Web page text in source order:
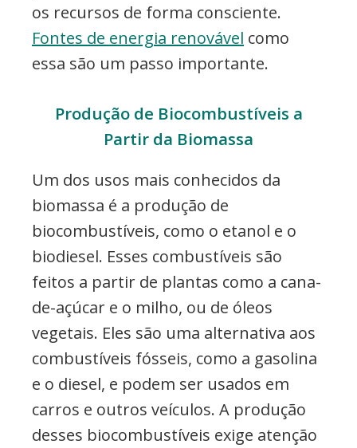
os recursos de forma consciente.
Fontes de energia renovável como
essa são um passo importante.
Produção de Biocombustíveis a
Partir da Biomassa
Um dos usos mais conhecidos da
biomassa é a produção de
biocombustíveis, como o etanol e o
biodiesel. Esses combustíveis são
feitos a partir de plantas como a cana-
de-açúcar e o milho, ou de óleos
vegetais. Eles são uma alternativa aos
combustíveis fósseis, como a gasolina
e o diesel, e podem ser usados em
carros e outros veículos. A produção
desses biocombustíveis exige atenção